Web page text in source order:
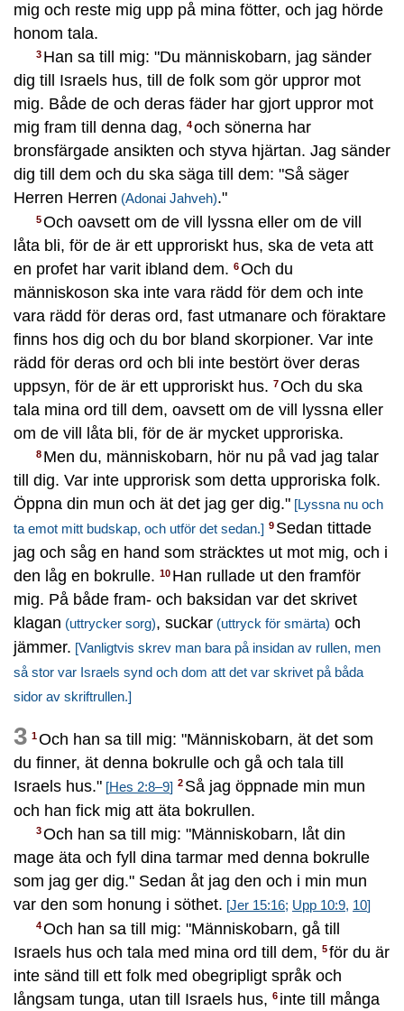
mig och reste mig upp på mina fötter, och jag hörde
honom tala.
3 Han sa till mig: "Du människobarn, jag sänder
dig till Israels hus, till de folk som gör uppror mot
mig. Både de och deras fäder har gjort uppror mot
mig fram till denna dag, 4och sönerna har
bronsfärgade ansikten och styva hjärtan. Jag sänder
dig till dem och du ska säga till dem: "Så säger
Herren Herren (Adonai Jahveh)."
5Och oavsett om de vill lyssna eller om de vill
låta bli, för de är ett upproriskt hus, ska de veta att
en profet har varit ibland dem. 6Och du
människoson ska inte vara rädd för dem och inte
vara rädd för deras ord, fast utmanare och föraktare
finns hos dig och du bor bland skorpioner. Var inte
rädd för deras ord och bli inte bestört över deras
uppsyn, för de är ett upproriskt hus. 7Och du ska
tala mina ord till dem, oavsett om de vill lyssna eller
om de vill låta bli, för de är mycket upproriska.
8 Men du, människobarn, hör nu på vad jag talar
till dig. Var inte upprorisk som detta upproriska folk.
Öppna din mun och ät det jag ger dig." [Lyssna nu och
ta emot mitt budskap, och utför det sedan.] 9 Sedan tittade
jag och såg en hand som sträcktes ut mot mig, och i
den låg en bokrulle. 10 Han rullade ut den framför
mig. På både fram- och baksidan var det skrivet
klagan (uttrycker sorg), suckar (uttryck för smärta) och
jämmer. [Vanligtvis skrev man bara på insidan av rullen, men
så stor var Israels synd och dom att det var skrivet på båda
sidor av skriftrullen.]
3 1Och han sa till mig: "Människobarn, ät det som
du finner, ät denna bokrulle och gå och tala till
Israels hus." [Hes 2:8–9] 2 Så jag öppnade min mun
och han fick mig att äta bokrullen.
3Och han sa till mig: "Människobarn, låt din
mage äta och fyll dina tarmar med denna bokrulle
som jag ger dig." Sedan åt jag den och i min mun
var den som honung i söthet. [Jer 15:16; Upp 10:9, 10]
4Och han sa till mig: "Människobarn, gå till
Israels hus och tala med mina ord till dem, 5för du är
inte sänd till ett folk med obegripligt språk och
långsam tunga, utan till Israels hus, 6 inte till många